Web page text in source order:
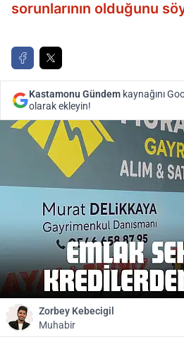
sorunlarının olduğunu
Kastamonu Gündem kaynağını
olarak ekleyin!
Zorbey Kebecigil
Muhabir